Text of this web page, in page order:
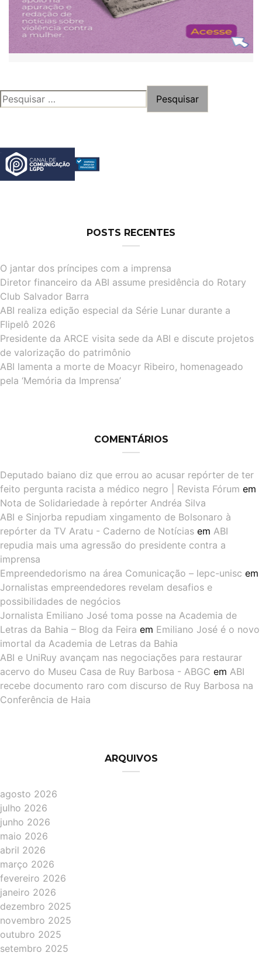
PESQUISAR
POR:
POSTS RECENTES
O jantar dos príncipes com a imprensa
Diretor financeiro da ABI assume presidência do Rotary
Club Salvador Barra
ABI realiza edição especial da Série Lunar durante a
Flipelô 2026
Presidente da ARCE visita sede da ABI e discute projetos
de valorização do patrimônio
ABI lamenta a morte de Moacyr Ribeiro, homenageado
pela ‘Memória da Imprensa’
COMENTÁRIOS
Deputado baiano diz que errou ao acusar repórter de ter
feito pergunta racista a médico negro | Revista Fórum em
Nota de Solidariedade à repórter Andréa Silva
ABI e Sinjorba repudiam xingamento de Bolsonaro à
repórter da TV Aratu - Caderno de Notícias em ABI
repudia mais uma agressão do presidente contra a
imprensa
Empreendedorismo na área Comunicação – lepc-unisc em
Jornalistas empreendedores revelam desafios e
possibilidades de negócios
Jornalista Emiliano José toma posse na Academia de
Letras da Bahia – Blog da Feira em Emiliano José é o novo
imortal da Academia de Letras da Bahia
ABI e UniRuy avançam nas negociações para restaurar
acervo do Museu Casa de Ruy Barbosa - ABGC em ABI
recebe documento raro com discurso de Ruy Barbosa na
Conferência de Haia
ARQUIVOS
agosto 2026
julho 2026
junho 2026
maio 2026
abril 2026
março 2026
fevereiro 2026
janeiro 2026
dezembro 2025
novembro 2025
outubro 2025
setembro 2025